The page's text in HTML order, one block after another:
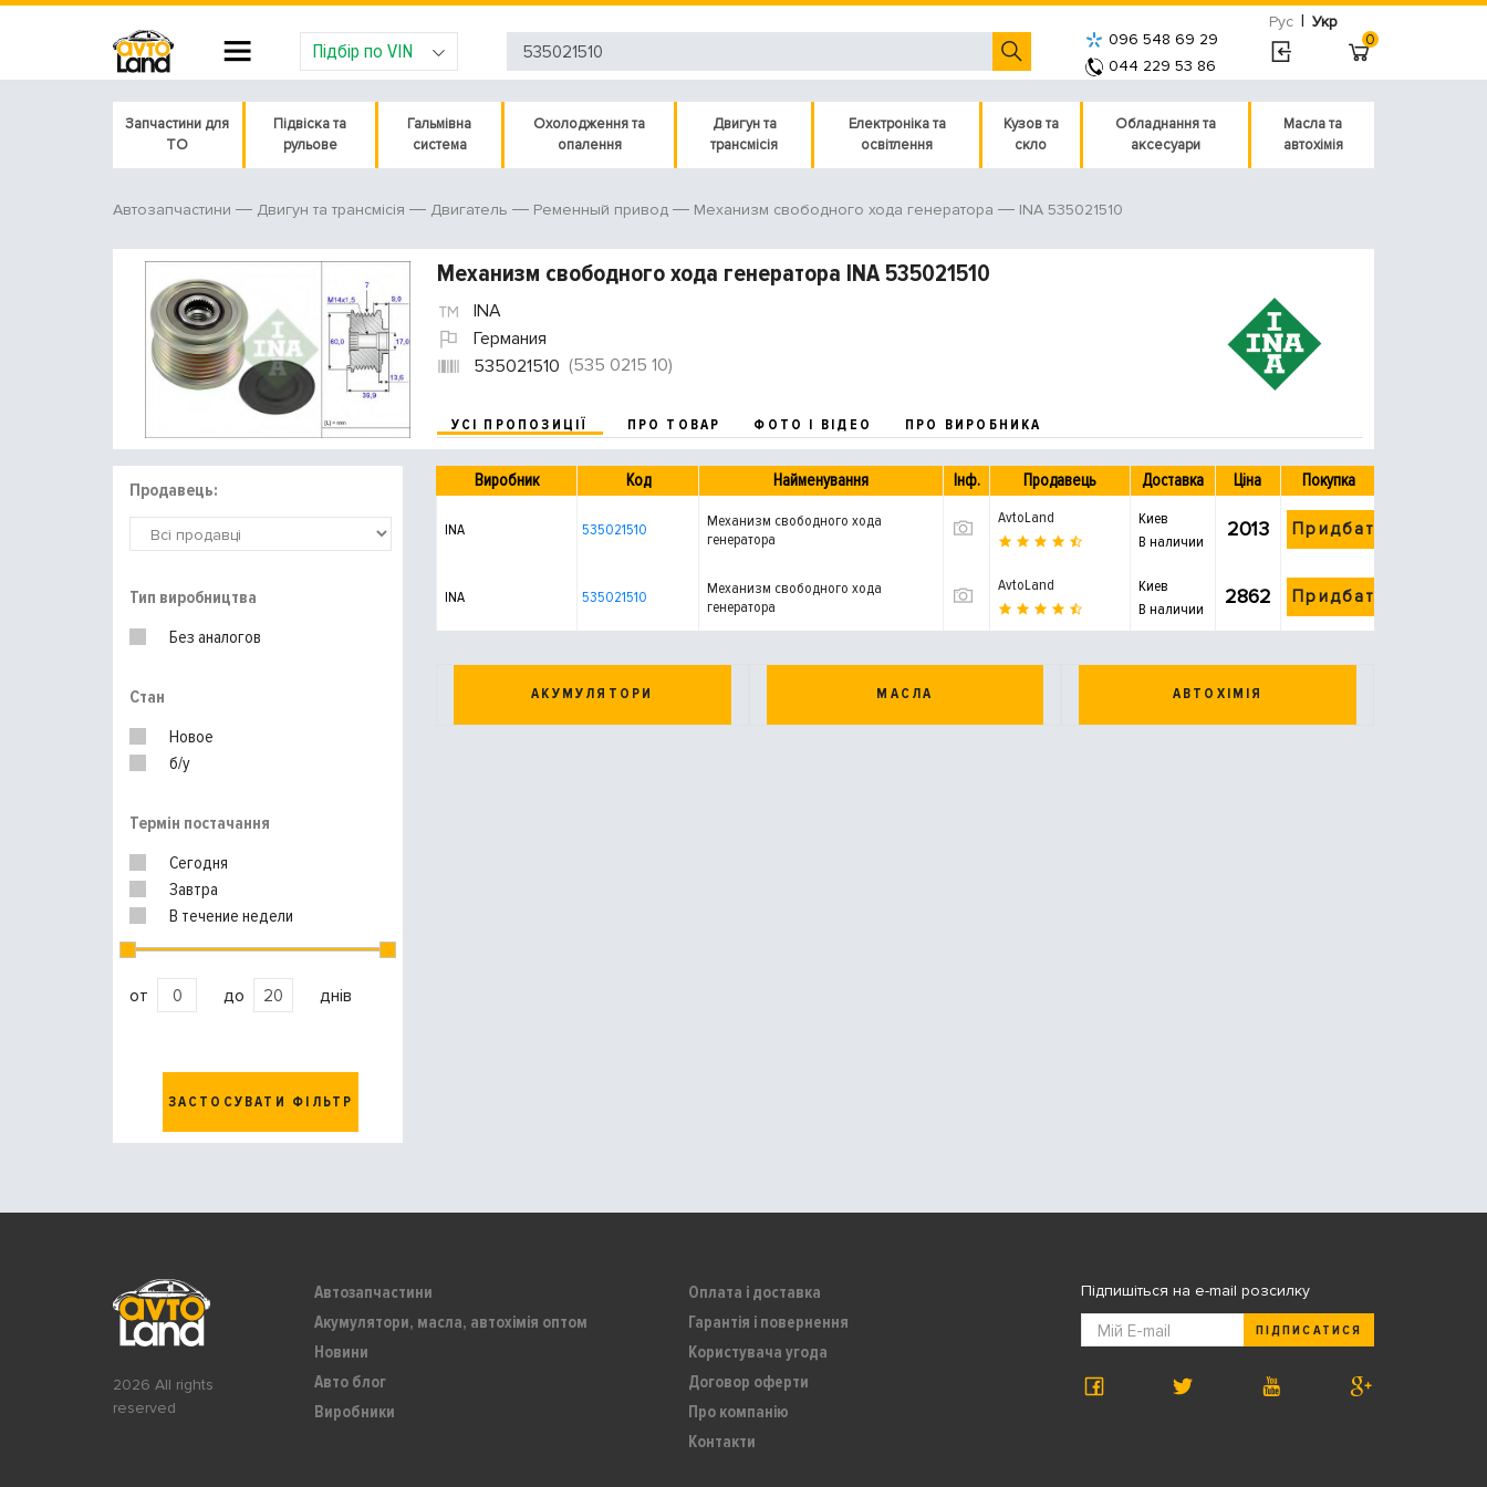
Рус | Укр
Підбір по VIN
096 548 69 29
044 229 53 86
0
Запчастини для
ТО
Підвіска та
рульове
Гальмівна
система
Охолодження та
опалення
Двигун та
трансмісія
Електроніка та
освітлення
Кузов та
скло
Обладнання та
аксесуари
Масла та
автохімія
Автозапчастини Двигун та трансмісія Двигатель Ременный привод Механизм свободного хода генератора INA 535021510
Механизм свободного хода генератора INA 535021510
INA
Германия
535021510 (535 0215 10)
УСІ ПРОПОЗИЦІЇ ПРО ТОВАР ФОТО І ВІДЕО ПРО ВИРОБНИКА
Продавець:
Тип виробництва
Без аналогов
Стан
Новое
б/у
Термін постачання
Сегодня
Завтра
В течение недели
от до днів
ЗАСТОСУВАТИ ФІЛЬТР
Виробник Код Найменування Інф. Продавець Доставка Ціна Покупка
INA 535021510
Механизм свободного хода
генератора
AvtoLand
Киев
В наличии
2013 Придбати
INA 535021510
Механизм свободного хода
генератора
AvtoLand
Киев
В наличии
2862 Придбати
АКУМУЛЯТОРИ МАСЛА АВТОХІМІЯ
2026 All rights
reserved
Автозапчастини
Акумулятори, масла, автохімія оптом
Новини
Авто блог
Виробники
Оплата і доставка
Гарантія і повернення
Користувача угода
Договор оферти
Про компанію
Контакти
Підпишіться на e-mail розсилку
ПІДПИСАТИСЯ